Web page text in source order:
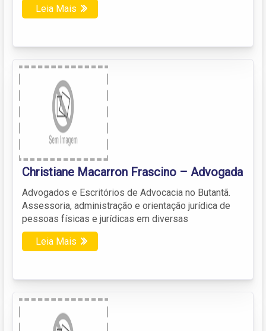
Leia Mais
Christiane Macarron Frascino – Advogada
Advogados e Escritórios de Advocacia no Butantã.
Assessoria, administração e orientação jurídica de
pessoas físicas e jurídicas em diversas
Leia Mais